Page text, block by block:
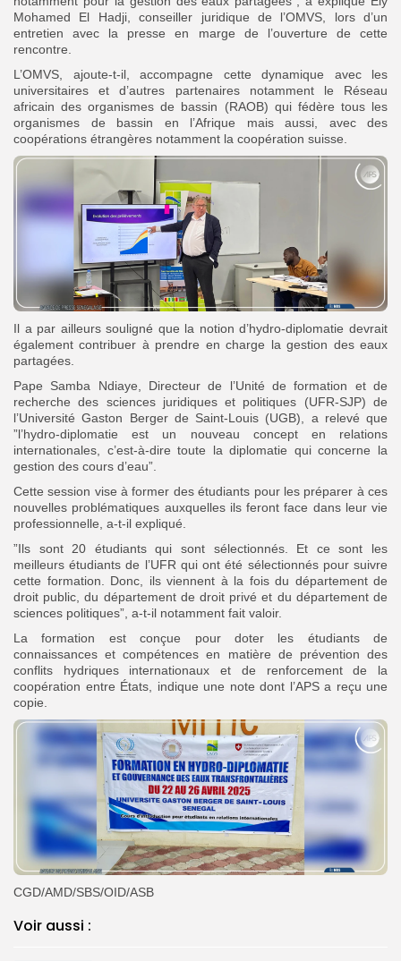
Mohamed El Hadji, conseiller juridique de l’OMVS, lors d’un
entretien avec la presse en marge de l’ouverture de cette
rencontre.
L’OMVS, ajoute-t-il, accompagne cette dynamique avec les
universitaires et d’autres partenaires notamment le Réseau
africain des organismes de bassin (RAOB) qui fédère tous les
organismes de bassin en l’Afrique mais aussi, avec des
coopérations étrangères notamment la coopération suisse.
Il a par ailleurs souligné que la notion d’hydro-diplomatie devrait
également contribuer à prendre en charge la gestion des eaux
partagées.
Pape Samba Ndiaye, Directeur de l’Unité de formation et de
recherche des sciences juridiques et politiques (UFR-SJP) de
l’Université Gaston Berger de Saint-Louis (UGB), a relevé que
”l’hydro-diplomatie est un nouveau concept en relations
internationales, c’est-à-dire toute la diplomatie qui concerne la
gestion des cours d’eau”.
Cette session vise à former des étudiants pour les préparer à ces
nouvelles problématiques auxquelles ils feront face dans leur vie
professionnelle, a-t-il expliqué.
”Ils sont 20 étudiants qui sont sélectionnés. Et ce sont les
meilleurs étudiants de l’UFR qui ont été sélectionnés pour suivre
cette formation. Donc, ils viennent à la fois du département de
droit public, du département de droit privé et du département de
sciences politiques”, a-t-il notamment fait valoir.
La formation est conçue pour doter les étudiants de
connaissances et compétences en matière de prévention des
conflits hydriques internationaux et de renforcement de la
coopération entre États, indique une note dont l’APS a reçu une
copie.
CGD/AMD/SBS/OID/ASB
Voir aussi :